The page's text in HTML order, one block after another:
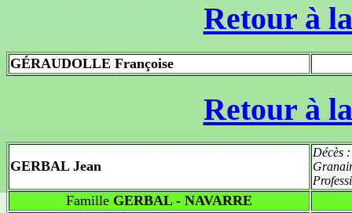
Retour à
GÉRAUDOLLE Françoise
Retour à
GERBAL Jean
Décès
Famille GERBAL - NAVARRE